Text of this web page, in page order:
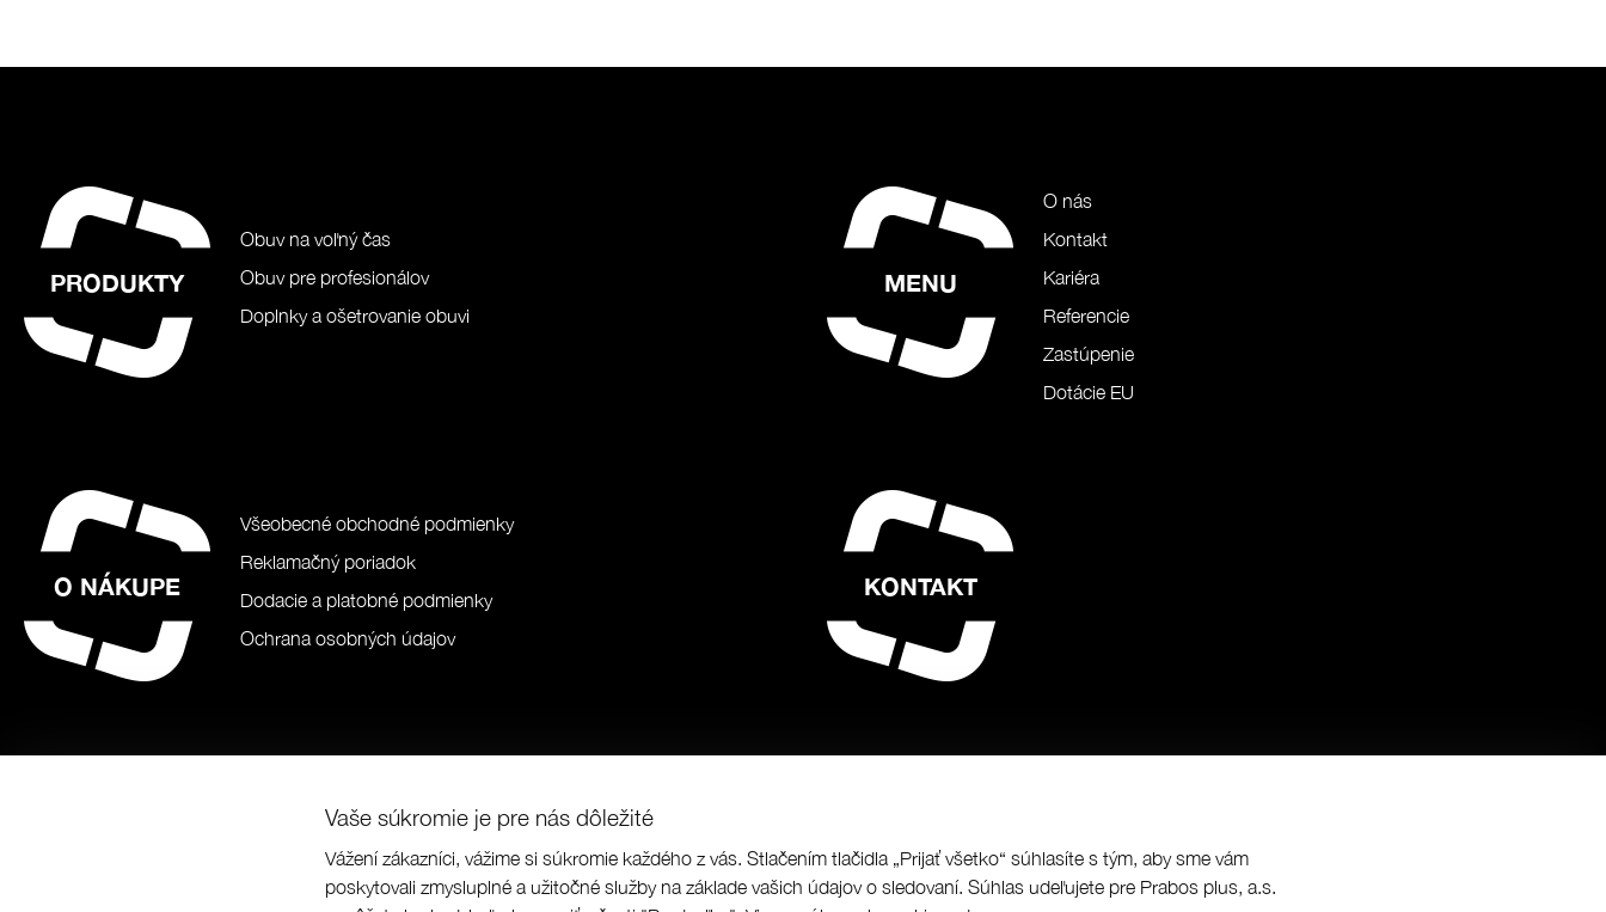
Vaše súkromie je pre nás dôležité
Vážení zákazníci, vážime si súkromie každého z vás. Stlačením tlačidla „Prijať všetko“ súhlasíte s tým, aby sme vám
poskytovali zmysluplné a užitočné služby na základe vašich údajov o sledovaní. Súhlas udeľujete pre Prabos plus, a.s.
PRODUKTY
Obuv na voľný čas
Obuv pre profesionálov
Doplnky a ošetrovanie obuvi
MENU
O nás
Kontakt
Kariéra
Referencie
Zastúpenie
Dotácie EU
O NÁKUPE
Všeobecné obchodné podmienky
Reklamačný poriadok
Dodacie a platobné podmienky
Ochrana osobných údajov
KONTAKT
© Prabos plus a.s. Programing by | designed by